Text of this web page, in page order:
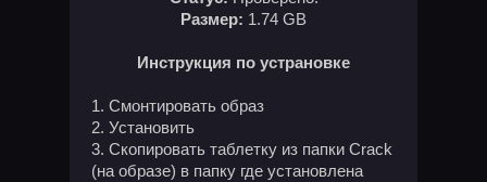
Размер: 1.74 GB
Инструкция по устрановке
1. Смонтировать образ
2. Установить
3. Скопировать таблетку из папки Crack
(на образе) в папку где установлена